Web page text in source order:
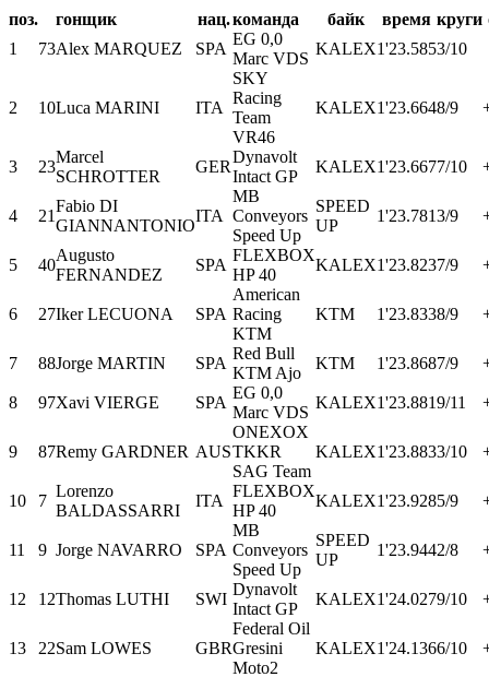
поз. гонщик нац.команда байк время круги
1
73Alex MARQUEZ SPA
EG 0,0
Marc VDS
KALEX1'23.5853/10
2 10Luca MARINI ITA
SKY
Racing
Team
VR46
KALEX1'23.6648/9
3 23
Marcel
SCHROTTER
GER
Dynavolt
Intact GP
KALEX1'23.6677/10
4 21
Fabio DI
GIANNANTONIO
ITA
MB
Conveyors
Speed Up
SPEED
UP
1'23.7813/9
5 40
Augusto
FERNANDEZ
SPA
FLEXBOX
HP 40
KALEX1'23.8237/9
6 27Iker LECUONA SPA
American
Racing
KTM
KTM 1'23.8338/9
7 88Jorge MARTIN SPA
Red Bull
KTM Ajo
KTM 1'23.8687/9
8 97Xavi VIERGE SPA
EG 0,0
Marc VDS
KALEX1'23.8819/11
9 87Remy GARDNER AUS
ONEXOX
TKKR
SAG Team
KALEX1'23.8833/10
10 7
Lorenzo
BALDASSARRI
ITA
FLEXBOX
HP 40
KALEX1'23.9285/9
11 9 Jorge NAVARRO SPA
MB
Conveyors
Speed Up
SPEED
UP
1'23.9442/8
12 12Thomas LUTHI SWI
Dynavolt
Intact GP
KALEX1'24.0279/10
13 22Sam LOWES GBR
Federal Oil
Gresini
Moto2
KALEX1'24.1366/10